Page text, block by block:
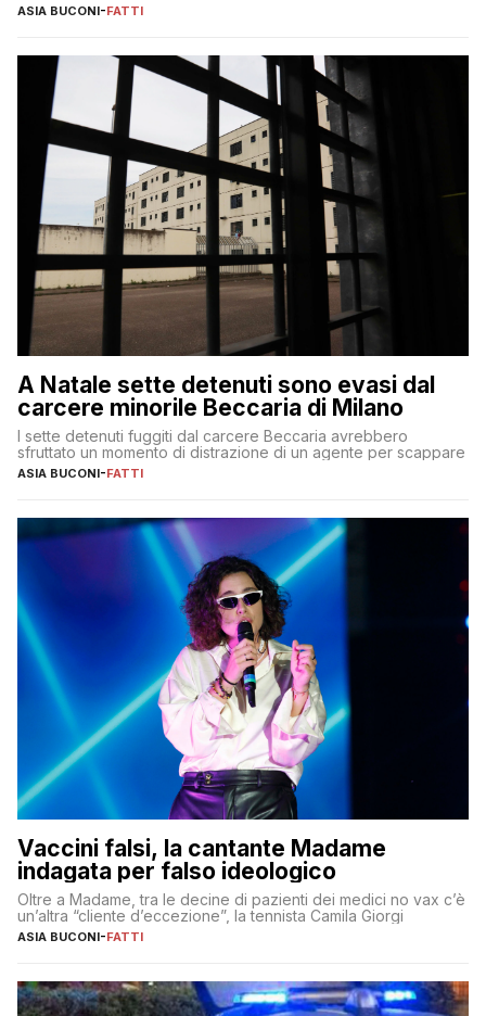
ASIA BUCONI-FATTI
A Natale sette detenuti sono evasi dal
carcere minorile Beccaria di Milano
I sette detenuti fuggiti dal carcere Beccaria avrebbero
sfruttato un momento di distrazione di un agente per scappare
ASIA BUCONI-FATTI
Vaccini falsi, la cantante Madame
indagata per falso ideologico
Oltre a Madame, tra le decine di pazienti dei medici no vax c’è
un’altra “cliente d’eccezione”, la tennista Camila Giorgi
ASIA BUCONI-FATTI